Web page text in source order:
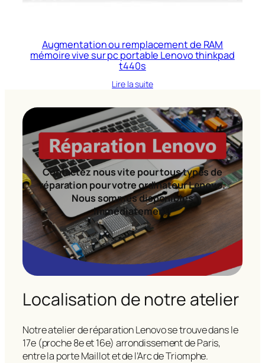
Augmentation ou remplacement de RAM
mémoire vive sur pc portable Lenovo thinkpad
t440s
Lire la suite
Contactez nous vite pour tous types de
réparation pour votre ordinateur Lenovo.
Nous sommes disponibles
immédiatement!
Localisation de notre atelier
Notre atelier de réparation Lenovo se trouve dans le
17e (proche 8e et 16e) arrondissement de Paris,
entre la porte Maillot et de l’Arc de Triomphe.